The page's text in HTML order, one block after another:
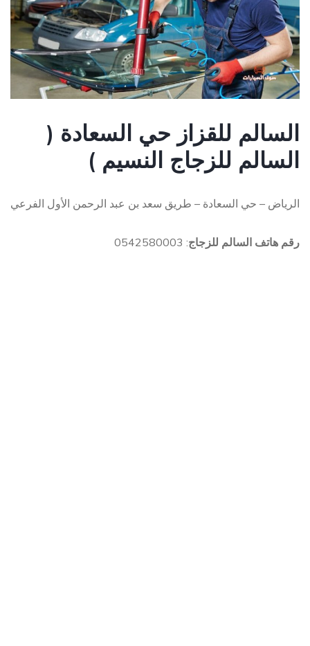
السالم للقزاز حي السعادة (
السالم للزجاج النسيم )
الرياض – حي السعادة – طريق سعد بن عبد الرحمن الأول الفرعي
رقم هاتف السالم للزجاج: 0542580003